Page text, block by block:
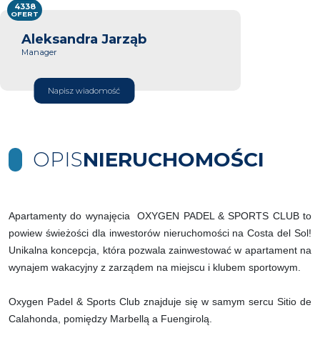
Aleksandra Jarząb
Manager
Napisz wiadomość
4338
OFERT
OPISNIERUCHOMOŚCI
Apartamenty do wynajęcia OXYGEN PADEL & SPORTS CLUB to
powiew świeżości dla inwestorów nieruchomości na Costa del Sol!
Unikalna koncepcja, która pozwala zainwestować w apartament na
wynajem wakacyjny z zarządem na miejscu i klubem sportowym.
Oxygen Padel & Sports Club znajduje się w samym sercu Sitio de
Calahonda, pomiędzy Marbellą a Fuengirolą.